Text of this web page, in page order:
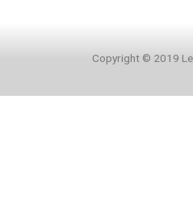
Copyright © 2019